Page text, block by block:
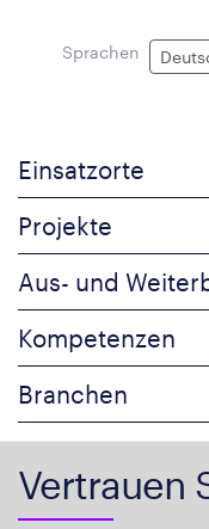
Sprachen
Einsatzorte
Projekte
Aus- und
Kompetenzen
Branchen
Vertrauen